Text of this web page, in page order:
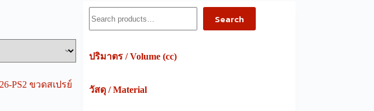
Search
ปริมาตร / Volume (cc)
วัสดุ / Material